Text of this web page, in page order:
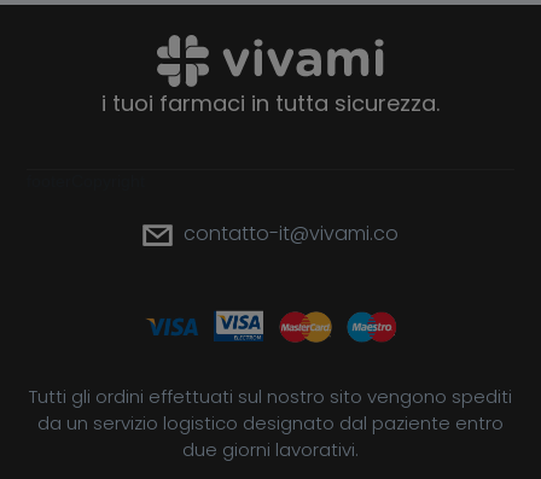
i tuoi farmaci in tutta sicurezza.
contatto-it@vivami.co
Tutti gli ordini effettuati sul nostro sito vengono spediti
da un servizio logistico designato dal paziente entro
due giorni lavorativi.